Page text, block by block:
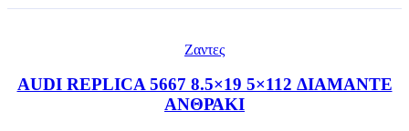
Ζαντες
AUDI REPLICA 5667 8.5×19 5×112 ΔΙΑΜΑΝΤΕ
ΑΝΘΡΑΚΙ